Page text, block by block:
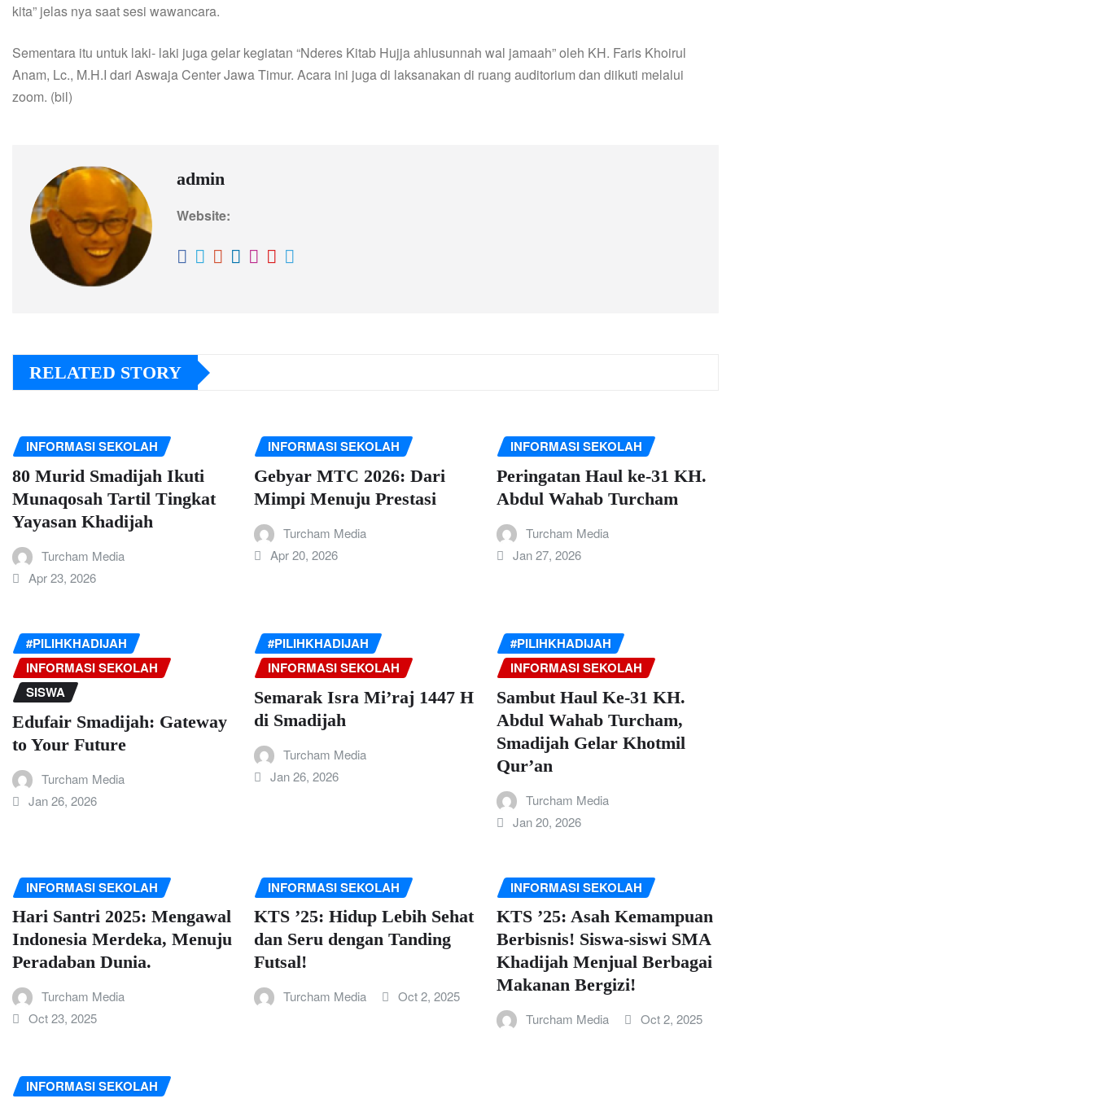
kita” jelas nya saat sesi wawancara.
Sementara itu untuk laki- laki juga gelar kegiatan “Nderes Kitab Hujja ahlusunnah wal jamaah” oleh KH. Faris Khoirul
Anam, Lc., M.H.I dari Aswaja Center Jawa Timur. Acara ini juga di laksanakan di ruang auditorium dan diikuti melalui
zoom. (bil)
admin
Website:
RELATED STORY
INFORMASI SEKOLAH
80 Murid Smadijah Ikuti
Munaqosah Tartil Tingkat
Yayasan Khadijah
Turcham Media
Apr 23, 2026
INFORMASI SEKOLAH
Gebyar MTC 2026: Dari
Mimpi Menuju Prestasi
Turcham Media
Apr 20, 2026
INFORMASI SEKOLAH
Peringatan Haul ke-31 KH.
Abdul Wahab Turcham
Turcham Media
Jan 27, 2026
#PILIHKHADIJAH
INFORMASI SEKOLAH
SISWA
Edufair Smadijah: Gateway
to Your Future
Turcham Media
Jan 26, 2026
#PILIHKHADIJAH
INFORMASI SEKOLAH
Semarak Isra Mi’raj 1447 H
di Smadijah
Turcham Media
Jan 26, 2026
#PILIHKHADIJAH
INFORMASI SEKOLAH
Sambut Haul Ke-31 KH.
Abdul Wahab Turcham,
Smadijah Gelar Khotmil
Qur’an
Turcham Media
Jan 20, 2026
INFORMASI SEKOLAH
Hari Santri 2025: Mengawal
Indonesia Merdeka, Menuju
Peradaban Dunia.
Turcham Media
Oct 23, 2025
INFORMASI SEKOLAH
KTS ’25: Hidup Lebih Sehat
dan Seru dengan Tanding
Futsal!
Turcham Media Oct 2, 2025
INFORMASI SEKOLAH
KTS ’25: Asah Kemampuan
Berbisnis! Siswa-siswi SMA
Khadijah Menjual Berbagai
Makanan Bergizi!
Turcham Media Oct 2, 2025
INFORMASI SEKOLAH